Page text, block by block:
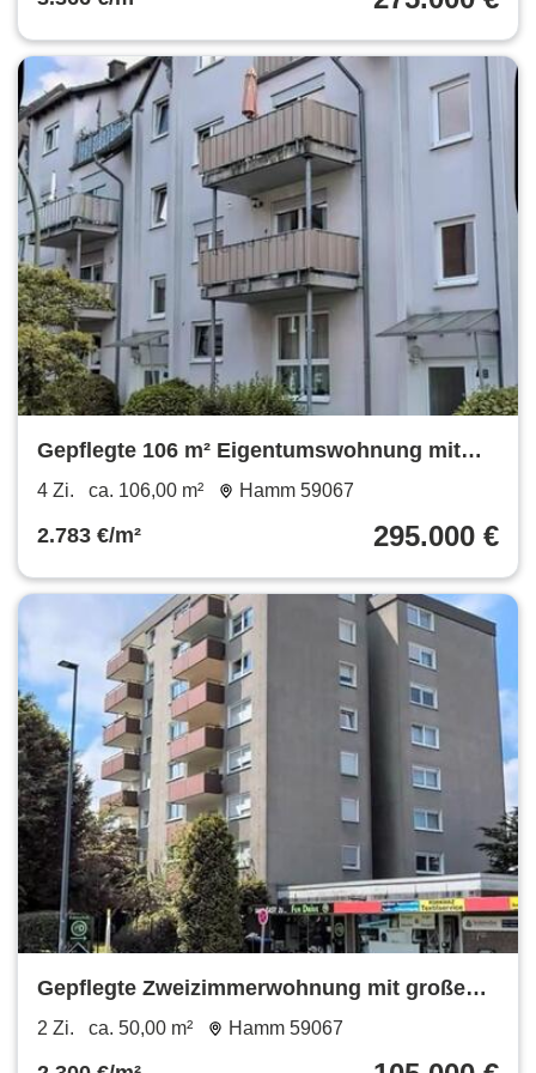
Gepflegte 106 m² Eigentumswohnung mit
Balkon – Hamm 59067
4 Zi. ca. 106,00 m² Hamm 59067
2.783 €/m² 295.000 €
Gepflegte Zweizimmerwohnung mit großen
Balkon
2 Zi. ca. 50,00 m² Hamm 59067